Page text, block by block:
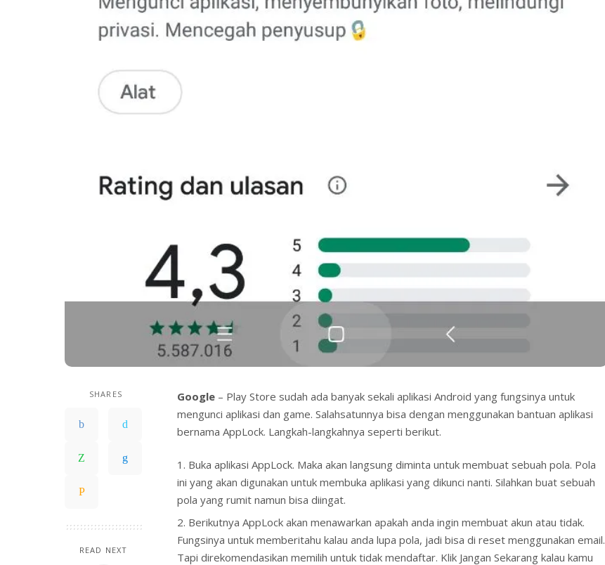
SHARES
READ NEXT
Google – Play Store sudah ada banyak sekali aplikasi Android yang fungsinya untuk
mengunci aplikasi dan game. Salahsatunnya bisa dengan menggunakan bantuan aplikasi
bernama AppLock. Langkah-langkahnya seperti berikut.
Buka aplikasi AppLock. Maka akan langsung diminta untuk membuat sebuah pola. Pola
ini yang akan digunakan untuk membuka aplikasi yang dikunci nanti. Silahkan buat sebuah
pola yang rumit namun bisa diingat.
Berikutnya AppLock akan menawarkan apakah anda ingin membuat akun atau tidak.
Fungsinya untuk memberitahu kalau anda lupa pola, jadi bisa di reset menggunakan email.
Tapi direkomendasikan memilih untuk tidak mendaftar. Klik Jangan Sekarang kalau kamu